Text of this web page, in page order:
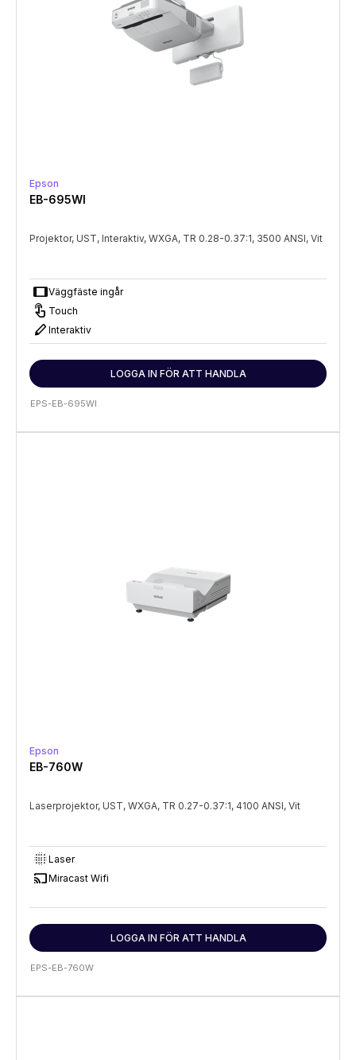
Epson
EB-695WI
Projektor, UST, Interaktiv, WXGA, TR 0.28-0.37:1, 3500 ANSI, Vit
tabletVäggfäste ingår
touch_long Touch
stylus Interaktiv
LOGGA IN FÖR ATT HANDLA
EPS-EB-695WI
Epson
EB-760W
Laserprojektor, UST, WXGA, TR 0.27-0.37:1, 4100 ANSI, Vit
lens_blurLaser
castMiracast Wifi
LOGGA IN FÖR ATT HANDLA
EPS-EB-760W